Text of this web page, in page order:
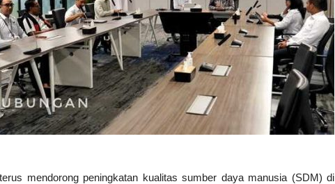
mendorong peningkatan kualitas sumber daya manusia (SDM) di